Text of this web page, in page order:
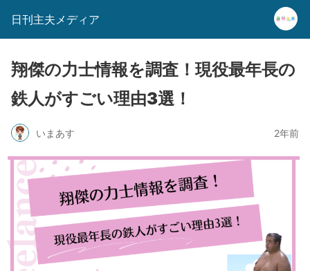
日刊主夫メディア
翔傑の力士情報を調査！現役最年長の
鉄人がすごい理由3選！
いまあす 2年前